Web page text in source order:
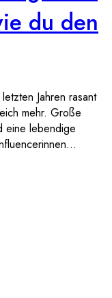
du den
Jahren rasant
mehr. Große
eine lebendige